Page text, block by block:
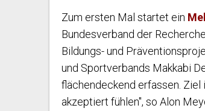
Zum ersten Mal startet ein
Bundesverband der
Bildungs- und
und Sportverbands Makkabi
flächendeckend erfassen. Ziel
akzeptiert fühlen", so Alon